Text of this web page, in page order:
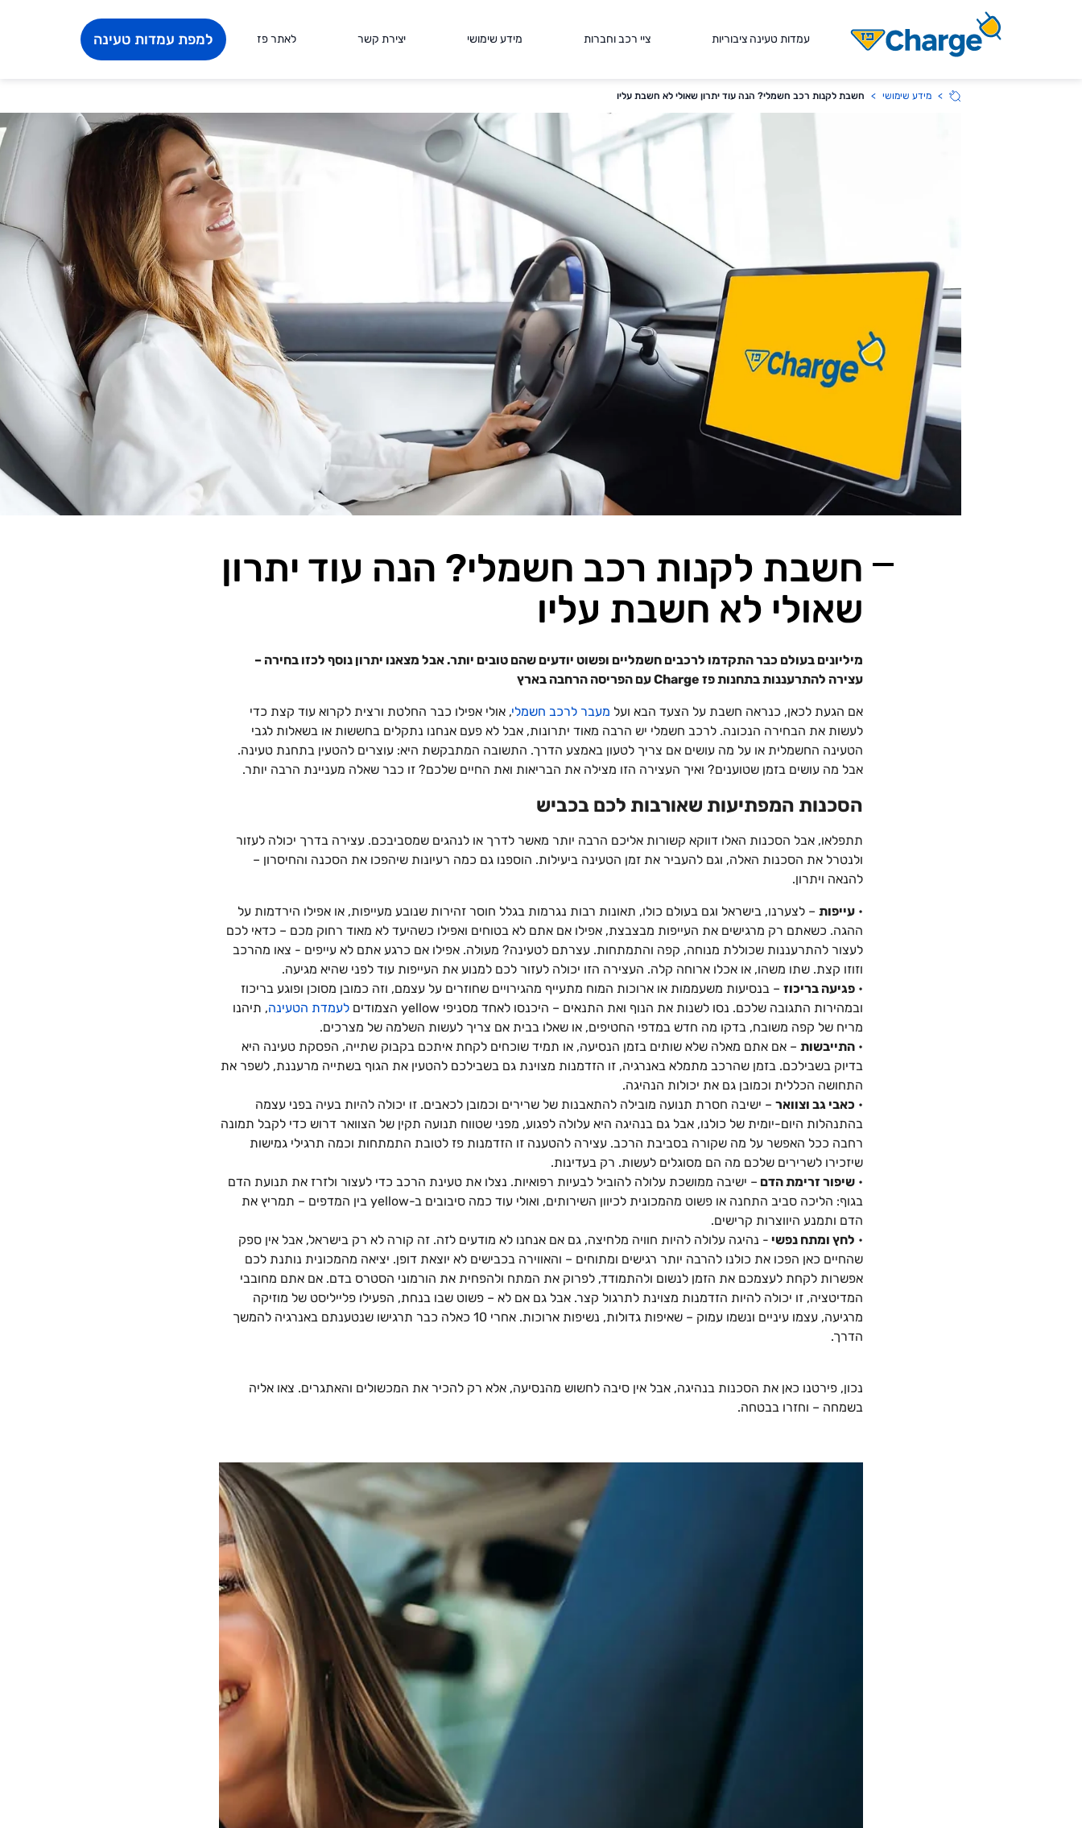
עמדות טעינה ציבוריות ציי רכב וחברות מידע שימושי יצירת קשר לאתר פז למפת עמדות טעינה
מידע שימושי חשבת לקנות רכב חשמלי? הנה עוד יתרון שאולי לא חשבת עליו
חשבת לקנות רכב חשמלי? הנה עוד יתרון
שאולי לא חשבת עליו
מיליונים בעולם כבר התקדמו לרכבים חשמליים ופשוט יודעים שהם טובים יותר. אבל מצאנו יתרון נוסף לכזו בחירה –
עצירה להתרעננות בתחנות פז Charge עם הפריסה הרחבה בארץ
אם הגעת לכאן, כנראה חשבת על הצעד הבא ועל מעבר לרכב חשמלי, אולי אפילו כבר החלטת ורצית לקרוא עוד קצת כדי
לעשות את הבחירה הנכונה. לרכב חשמלי יש הרבה מאוד יתרונות, אבל לא פעם אנחנו נתקלים בחששות או בשאלות לגבי
הטעינה החשמלית או על מה עושים אם צריך לטעון באמצע הדרך. התשובה המתבקשת היא: עוצרים להטעין בתחנת טעינה.
אבל מה עושים בזמן שטוענים? ואיך העצירה הזו מצילה את הבריאות ואת החיים שלכם? זו כבר שאלה מעניינת הרבה יותר.
הסכנות המפתיעות שאורבות לכם בכביש
תתפלאו, אבל הסכנות האלו דווקא קשורות אליכם הרבה יותר מאשר לדרך או לנהגים שמסביבכם. עצירה בדרך יכולה לעזור
ולנטרל את הסכנות האלה, וגם להעביר את זמן הטעינה ביעילות. הוספנו גם כמה רעיונות שיהפכו את הסכנה והחיסרון –
להנאה ויתרון.
• עייפות – לצערנו, בישראל וגם בעולם כולו, תאונות רבות נגרמות בגלל חוסר זהירות שנובע מעייפות, או אפילו הירדמות על
ההגה. כשאתם רק מרגישים את העייפות מבצבצת, אפילו אם אתם לא בטוחים ואפילו כשהיעד לא מאוד רחוק מכם – כדאי לכם
לעצור להתרעננות שכוללת מנוחה, קפה והתמתחות. עצרתם לטעינה? מעולה. אפילו אם כרגע אתם לא עייפים - צאו מהרכב
וזוזו קצת. שתו משהו, או אכלו ארוחה קלה. העצירה הזו יכולה לעזור לכם למנוע את העייפות עוד לפני שהיא מגיעה.
• פגיעה בריכוז – בנסיעות משעממות או ארוכות המוח מתעייף מהגירויים שחוזרים על עצמם, וזה כמובן מסוכן ופוגע בריכוז
ובמהירות התגובה שלכם. נסו לשנות את הנוף ואת התנאים – היכנסו לאחד מסניפי yellow הצמודים
לעמדת הטעינה, תיהנו
מריח של קפה משובח, בדקו מה חדש במדפי החטיפים, או שאלו בבית אם צריך לעשות השלמה של מצרכים.
• התייבשות – אם אתם מאלה שלא שותים בזמן הנסיעה, או תמיד שוכחים לקחת איתכם בקבוק שתייה, הפסקת טעינה היא
בדיוק בשבילכם. בזמן שהרכב מתמלא באנרגיה, זו הזדמנות מצוינת גם בשבילכם להטעין את הגוף בשתייה מרעננת, לשפר את
התחושה הכללית וכמובן גם את יכולות הנהיגה.
• כאבי גב וצוואר – ישיבה חסרת תנועה מובילה להתאבנות של שרירים וכמובן לכאבים. זו יכולה להיות בעיה בפני עצמה
בהתנהלות היום-יומית של כולנו, אבל גם בנהיגה היא עלולה לפגוע, מפני שטווח תנועה תקין של הצוואר דרוש כדי לקבל תמונה
רחבה ככל האפשר על מה שקורה בסביבת הרכב. עצירה להטענה זו הזדמנות פז לטובת התמתחות וכמה תרגילי גמישות
שיזכירו לשרירים שלכם מה הם מסוגלים לעשות. רק בעדינות.
• שיפור זרימת הדם – ישיבה ממושכת עלולה להוביל לבעיות רפואיות. נצלו את טעינת הרכב כדי לעצור ולזרז את תנועת הדם
בגוף: הליכה סביב התחנה או פשוט מהמכונית לכיוון השירותים, ואולי עוד כמה סיבובים ב-yellow בין המדפים – תמריץ את
הדם ותמנע היווצרות קרישים.
• לחץ ומתח נפשי - נהיגה עלולה להיות חוויה מלחיצה, גם אם אנחנו לא מודעים לזה. זה קורה לא רק בישראל, אבל אין ספק
שהחיים כאן הפכו את כולנו להרבה יותר רגישים ומתוחים – והאווירה בכבישים לא יוצאת דופן. יציאה מהמכונית נותנת לכם
אפשרות לקחת לעצמכם את הזמן לנשום ולהתמודד, לפרוק את המתח ולהפחית את הורמוני הסטרס בדם. אם אתם מחובבי
המדיטציה, זו יכולה להיות הזדמנות מצוינת לתרגול קצר. אבל גם אם לא – פשוט שבו בנחת, הפעילו פלייליסט של מוזיקה
מרגיעה, עצמו עיניים ונשמו עמוק – שאיפות גדולות, נשיפות ארוכות. אחרי 10 כאלה כבר תרגישו שנטענתם באנרגיה להמשך
הדרך.
נכון, פירטנו כאן את הסכנות בנהיגה, אבל אין סיבה לחשוש מהנסיעה, אלא רק להכיר את המכשולים והאתגרים. צאו אליה
בשמחה – וחזרו בבטחה.